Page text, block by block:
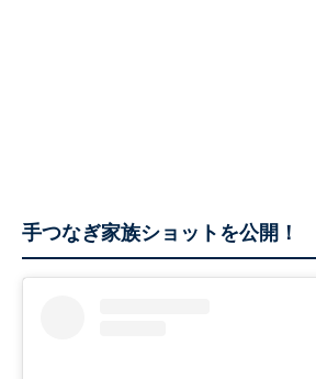
手つなぎ家族ショットを公開！